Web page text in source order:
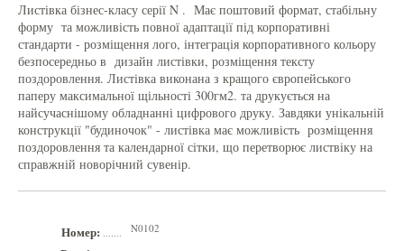
Листівка бізнес-класу серії N . Має поштовий формат, стабільну
форму та можливість повної адаптації під корпоративні
стандарти - розміщення лого, інтеграція корпоративного кольору
безпосередньо в дизайн листівки, розміщення тексту
поздоровлення. Листівка виконана з кращого європейського
паперу максимальної щільності 300гм2. та друкується на
найсучаснішому обладнанні цифрового друку. Завдяки унікальній
конструкції "будиночок" - листівка має можливість розміщення
поздоровлення та календарної сітки, що перетворює листвіку на
справжній новорічний сувенір.
Номер: N0102